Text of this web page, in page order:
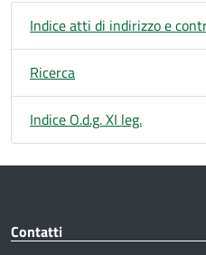
Indice atti di indirizzo e
Ricerca
Indice O.d.g. XI leg.
Contatti